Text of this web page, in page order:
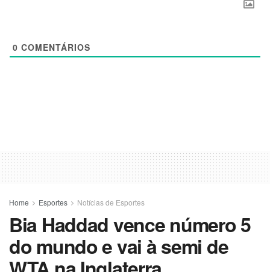
0 COMENTÁRIOS
Home Esportes Notícias de Esportes
Bia Haddad vence número 5
do mundo e vai à semi de